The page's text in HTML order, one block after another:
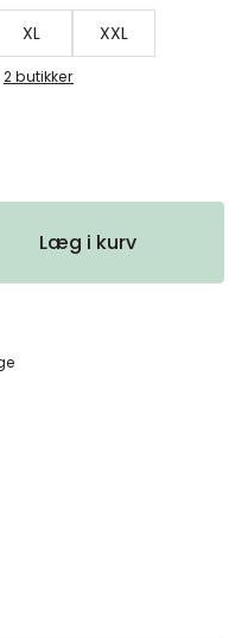
XL XXL
2 butikker
Læg i kurv